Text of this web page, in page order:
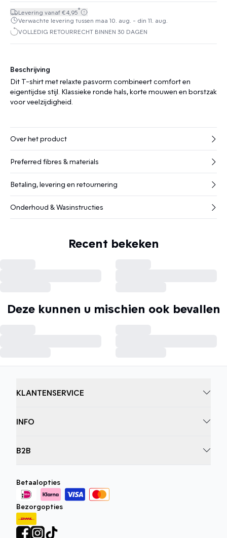
Levering vanaf €4,95*
Verwachte levering tussen maa 10. aug. - din 11. aug.
VOLLEDIG RETOURRECHT BINNEN 30 DAGEN
Beschrijving
Dit T-shirt met relaxte pasvorm combineert comfort en
eigentijdse stijl. Klassieke ronde hals, korte mouwen en borstzak
voor veelzijdigheid.
Over het product
Preferred fibres & materials
Betaling, levering en retournering
Onderhoud & Wasinstructies
Recent bekeken
Deze kunnen u mischien ook bevallen
KLANTENSERVICE
INFO
B2B
Betaalopties
Bezorgopties